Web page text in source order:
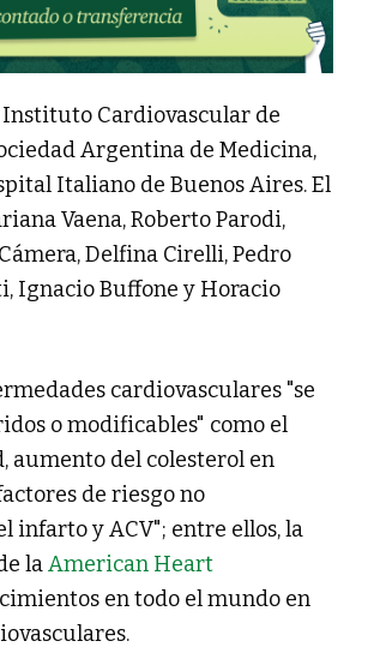
Cardiovascular de
Argentina de Medicina,
Italiano de Buenos Aires. El
Vaena, Roberto Parodi,
Delfina Cirelli, Pedro
Ignacio Buffone y Horacio
cardiovasculares "se
o modificables" como el
aumento del colesterol en
de riesgo no
infarto y ACV"; entre ellos, la
laAmerican Heart
en todo el mundo en